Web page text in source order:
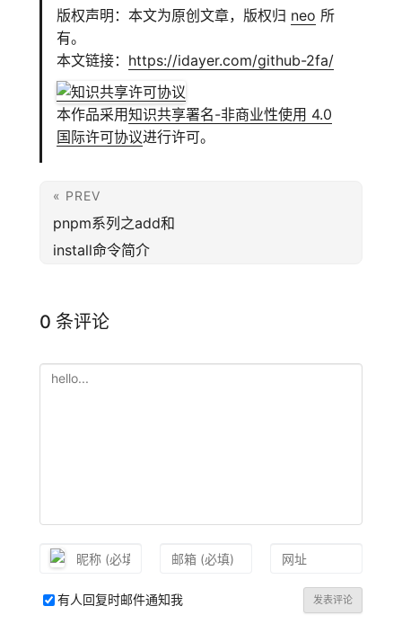
版权声明：本文为原创文章，版权归 neo 所
有。
本文链接： https://idayer.com/github-2fa/
本作品采用知识共享署名-非商业性使用 4.0
国际许可协议进行许可。
文章导航
« PREV
pnpm系列之add和
install命令简介
0 条评论
有人回复时邮件通知我